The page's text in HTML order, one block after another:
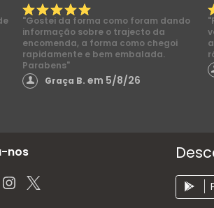
"Gostei da forma como foram dando
informação sobre o trajecto da
encomenda, a forma como chegoi
rapidamente e bem embalada.
Parabens"
Graça B.em 5/8/26
nos